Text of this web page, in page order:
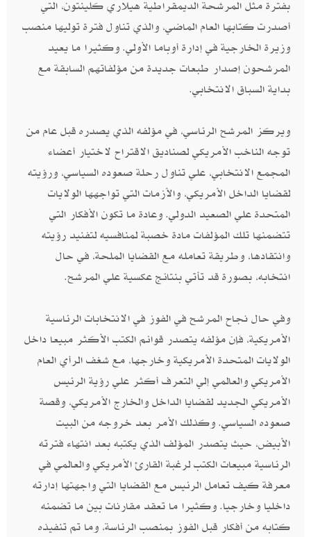
بفترة مثل المرشحة الديمقراطية هيلاري كلينتون،‮ ‬التي
أصدرت كتابها العام الماضي،‮ ‬والذي تناول فترة توليها منصب
وزيرة الخارجية في إدارة أوباما الأولي‮. ‬وكثيرا ما يعيد
المرشحون إصدار طبعات جديدة من مؤلفاتهم السابقة مع
بداية السباق الانتخابي‮.‬
ويركز المرشح الرئاسي،‮ ‬في مؤلفه الذي يصدره قبل عام من
توجه الناخب الأمريكي لصناديق الاقتراح لاختيار أعضاء
المجمع الانتخابي،‮ ‬علي تناول رحلة صعوده السياسي، ورؤيته
لقضايا الداخل الأمريكي،‮ ‬والأزمات التي تواجهها الولايات
المتحدة علي الصعيد الدولي‮.‬ وعادة ما تكون الأفكار التي
تتضمنها تلك المؤلفات مادة خصبة لمنافسيه لتفنيد رؤيته
وانتقادها، وطريقة تعامله مع القضايا الملحة،‮ ‬في حال
انتخابه، بصورة قد تأتي بنتائج عكسية علي المرشح‮.‬
وفي حال نجاح المرشح في الفوز في الانتخابات الرئاسية
الأمريكية،‮ ‬فإن مؤلفه يتصدر قوائم الكتب الأكثر مبيعا داخل
الولايات المتحدة الأمريكية وخارجها،‮ ‬مع شغف الرأي العام
الأمريكي والعالمي إلي التعرف أكثر علي رؤية الرئيس
الأمريكي الجديد لقضايا الداخل والخارج الأمريكي، وقصة
صعوده السياسي‮. ‬وكذلك الأمر بعد خروجه من البيت
الأبيض،‮ ‬حيث يتصدر المؤلف الذي يكتبه بعد انتهاء فترته
الرئاسية مبيعات الكتب لرغبة القارئ الأمريكي والعالمي في
معرفة كيف تعامل الرئيس مع القضايا التي واجهتها إدارته
داخليا وخارجيا‮.‬ وكثيرا ما تعقد مقارنات بين ما تضمنه
كتابه من أفكار قبل الفوز بمنصب الرئاسة،‮ ‬وما تم تنفيذه